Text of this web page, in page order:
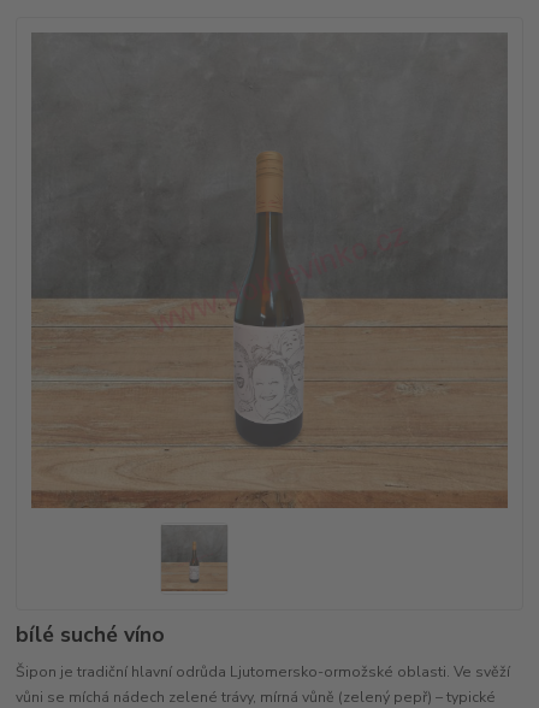
bílé suché víno
Šipon je tradiční hlavní odrůda Ljutomersko-ormožské oblasti. Ve svěží
vůni se míchá nádech zelené trávy, mírná vůně (zelený pepř) – typické